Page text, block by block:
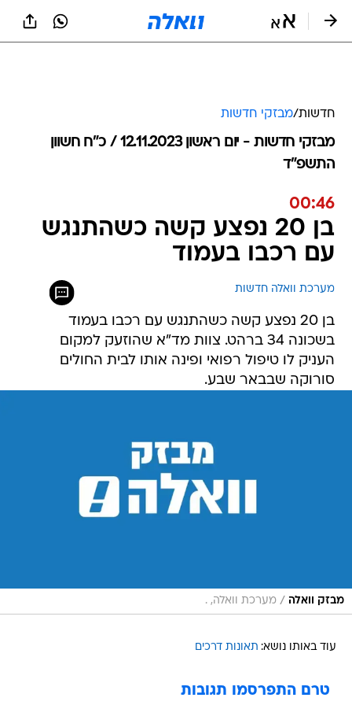
חדשות/מבזקי חדשות
מבזקי חדשות - יום ראשון 12.11.2023 / כ״ח חשוון
התשפ"ד
00:46
בן 20 נפצע קשה כשהתנגש
עם רכבו בעמוד
מערכת וואלה חדשות
בן 20 נפצע קשה כשהתנגש עם רכבו בעמוד
בשכונה 34 ברהט. צוות מד"א שהוזעק למקום
העניק לו טיפול רפואי ופינה אותו לבית החולים
סורוקה שבבאר שבע.
מבזק וואלה / מערכת וואלה, .
עוד באותו נושא: תאונות דרכים
טרם התפרסמו תגובות